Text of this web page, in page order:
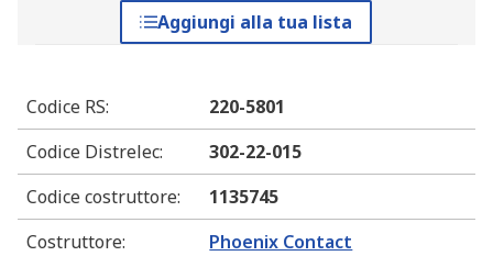
Aggiungi alla tua lista
Codice RS:
220-5801
Codice Distrelec:
302-22-015
Codice costruttore:
1135745
Costruttore: Phoenix Contact